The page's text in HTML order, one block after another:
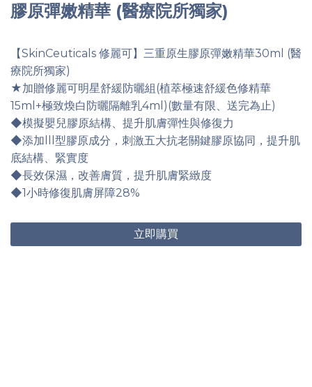
膠原彈嫩精華 (醫療院所獨家)
【SkinCeuticals 修麗可】三重原生膠原彈嫩精華30ml (醫
療院所獨家)
★加贈修麗可明星舒緩防曬組(植萃極速舒緩色修精華
15ml+極致煥白防曬隔離乳4ml)(數量有限、送完為止)
◆模擬嬰兒膠原結構、提升肌膚彈性與修復力
◆添加lll型膠原成分，刺激五大抗老關鍵膠原協同，提升肌
底結構、緊實度
◆長效保濕，改善膚質，提升肌膚緊緻度
◆1小時修復肌膚屏障28%
立即購買